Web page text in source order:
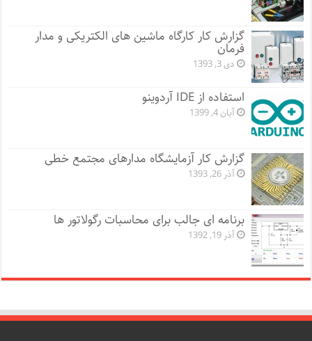
گزارش کار کارگاه ماشین های الکتریکی و مدار
فرمان
دی 3, 1393
استفاده از IDE آردوینو
آبان 4, 1399
گزارش کار آزمایشگاه مدارهای مجتمع خطی
آذر 26, 1393
برنامه ای جالب برای محاسبات رگولاتور ها
آذر 19, 1392